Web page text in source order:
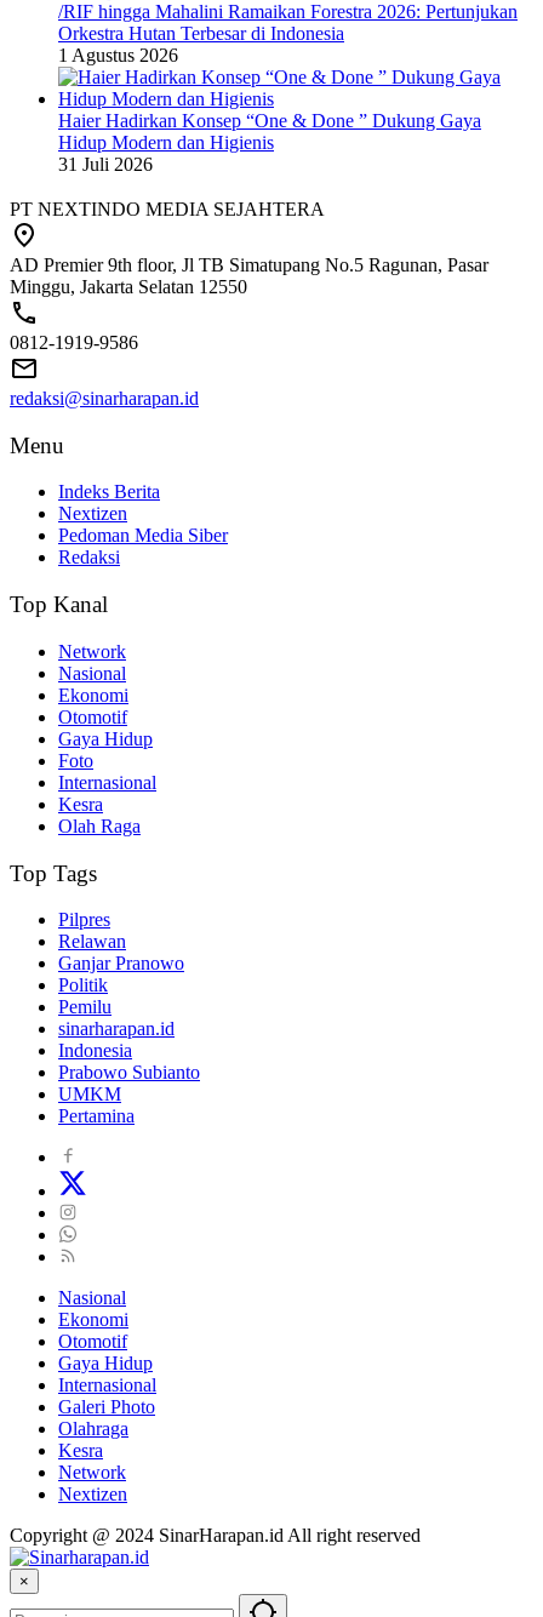
/RIF hingga Mahalini Ramaikan Forestra 2026: Pertunjukan
Orkestra Hutan Terbesar di Indonesia
1 Agustus 2026
Haier Hadirkan Konsep “One & Done ” Dukung Gaya
Hidup Modern dan Higienis
31 Juli 2026
PT NEXTINDO MEDIA SEJAHTERA
AD Premier 9th floor, Jl TB Simatupang No.5 Ragunan, Pasar
Minggu, Jakarta Selatan 12550
0812-1919-9586
redaksi@sinarharapan.id
Menu
Indeks Berita
Nextizen
Pedoman Media Siber
Redaksi
Top Kanal
Network
Nasional
Ekonomi
Otomotif
Gaya Hidup
Foto
Internasional
Kesra
Olah Raga
Top Tags
Pilpres
Relawan
Ganjar Pranowo
Politik
Pemilu
sinarharapan.id
Indonesia
Prabowo Subianto
UMKM
Pertamina
Nasional
Ekonomi
Otomotif
Gaya Hidup
Internasional
Galeri Photo
Olahraga
Kesra
Network
Nextizen
Copyright @ 2024 SinarHarapan.id All right reserved
×